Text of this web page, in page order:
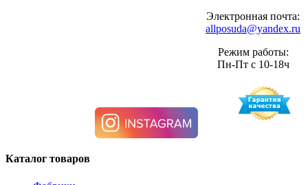
Электронная почта:
allposuda@yandex.ru
Режим работы:
Пн-Пт с 10-18ч
Каталог товаров